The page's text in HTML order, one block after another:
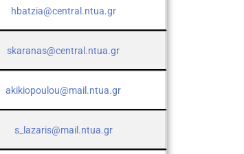
hbatzia@central.ntua.gr
skaranas@central.ntua.gr
akikiopoulou@mail.ntua.gr
s_lazaris@mail.ntua.gr